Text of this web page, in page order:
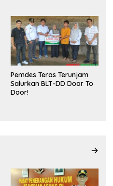
Pemdes Teras Terunjam
Salurkan BLT-DD Door To
Door!